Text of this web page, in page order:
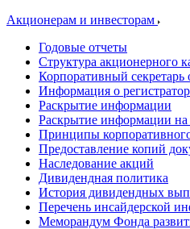
Акционерам и инвесторам
Годовые отчеты
Структура акционерного
Корпоративный секретарь
Информация о
Раскрытие информации
Раскрытие информации
Принципы
Предоставление копий
Наследование акций
Дивидендная политика
История дивидендных
Перечень инсайдерской
Меморандум Фонда